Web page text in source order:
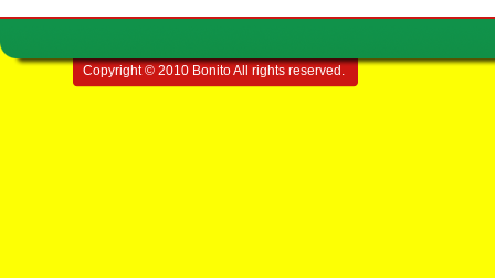
Copyright © 2010 Bonito All rights reserved.